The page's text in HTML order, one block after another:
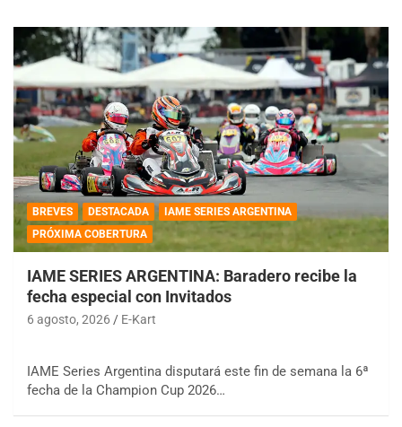
BREVES DESTACADA
IAME SERIES ARGENTINA
PRÓXIMA COBERTURA
IAME SERIES ARGENTINA: Baradero recibe la
fecha especial con Invitados
6 agosto, 2026 E-Kart
IAME Series Argentina disputará este fin de semana la 6ª
fecha de la Champion Cup 2026…